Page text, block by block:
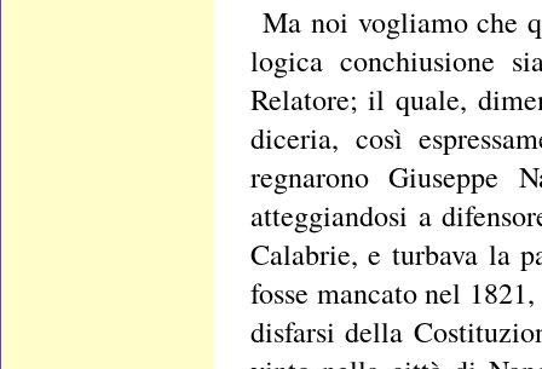
Ma noi vogliamo che
logica conchiusione
Relatore; il quale,
diceria, così
regnarono Giuseppe
atteggiandosi a
Calabrie, e turbava la
fosse mancato nel
disfarsi della